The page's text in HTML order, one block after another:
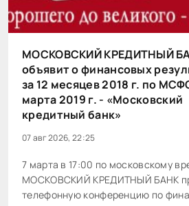
МОСКОВСКИЙ КРЕДИТНЫЙ
объявит о финансовых
за 12 месяцев 2018 г. по
марта 2019 г. - «Московский
кредитный банк»
07 авг 2026, 22:25
7 марта в 17:00 по московскому
МОСКОВСКИЙ КРЕДИТНЫЙ БАНК
телефонную конференцию по